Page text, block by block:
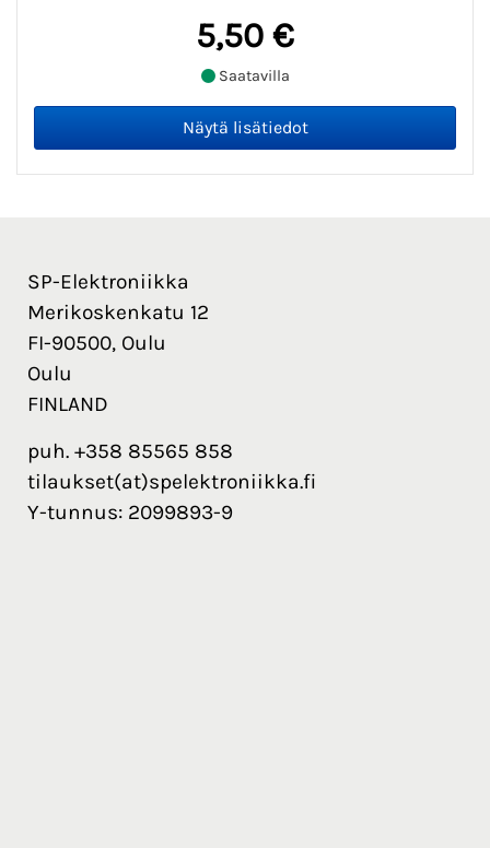
5,50 €
Saatavilla
SP-Elektroniikka
Merikoskenkatu 12
FI-90500, Oulu
Oulu
FINLAND
puh. +358 85565 858
tilaukset(at)spelektroniikka.fi
Y-tunnus: 2099893-9